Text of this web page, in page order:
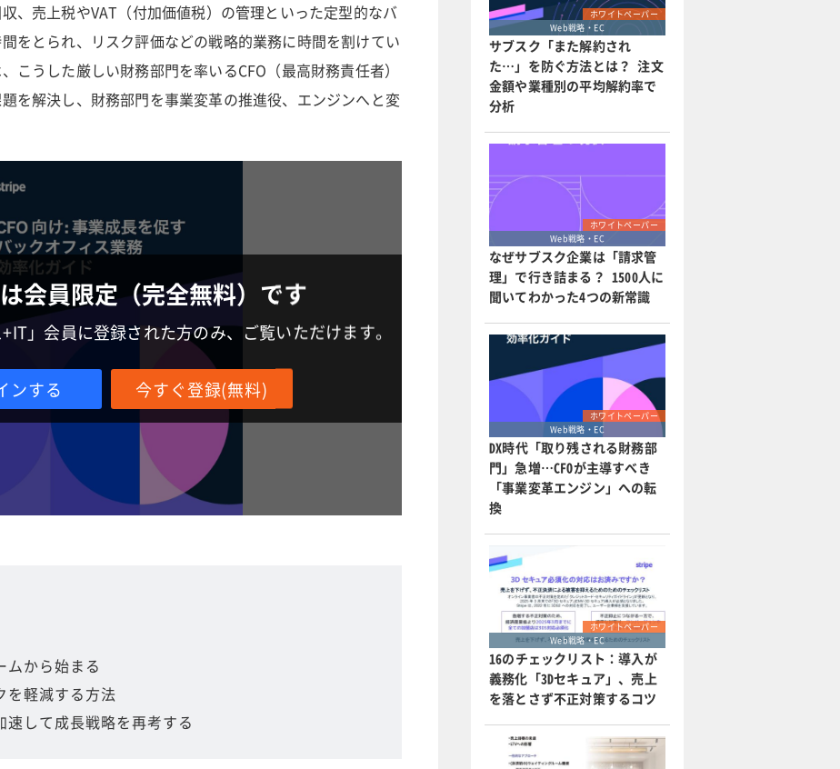
、売上税やVAT（付加価値税）の管理といった定型的なバ
をとられ、リスク評価などの戦略的業務に時間を割けてい
こうした厳しい財務部門を率いるCFO（最高財務責任者）
を解決し、財務部門を事業変革の推進役、エンジンへと変
会員限定（完全無料）です
」会員に登録された方のみ、ご覧いただけます。
ンする 今すぐ登録(無料)
から始まる
軽減する方法
して成長戦略を再考する
ホワイトペーパー
Web戦略・EC
サブスク「また解約され
た…」を防ぐ方法とは？ 注文
金額や業種別の平均解約率で
分析
ホワイトペーパー
Web戦略・EC
なぜサブスク企業は「請求管
理」で行き詰まる？ 1500人に
聞いてわかった4つの新常識
ホワイトペーパー
Web戦略・EC
DX時代「取り残される財務部
門」急増…CFOが主導すべき
「事業変革エンジン」への転
換
ホワイトペーパー
Web戦略・EC
16のチェックリスト：導入が
義務化「3Dセキュア」、売上
を落とさず不正対策するコツ